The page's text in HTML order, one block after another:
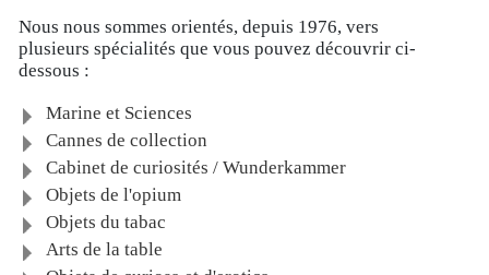
Nous nous sommes orientés, depuis 1976, vers
plusieurs spécialités que vous pouvez découvrir ci-
dessous :
Marine et Sciences
Cannes de collection
Cabinet de curiosités / Wunderkammer
Objets de l'opium
Objets du tabac
Arts de la table